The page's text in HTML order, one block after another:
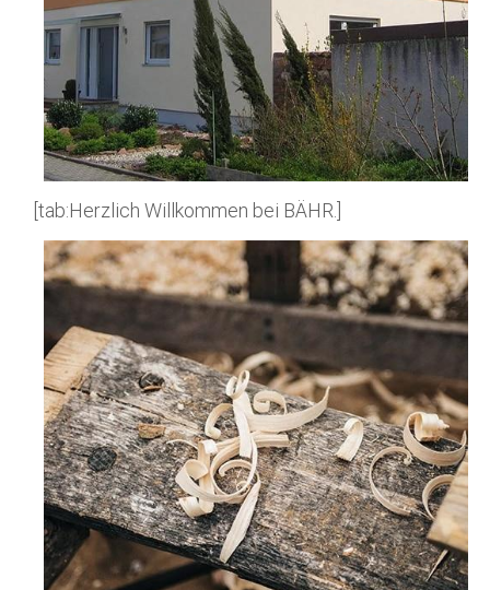
[tab:Herzlich Willkommen bei BÄHR.]